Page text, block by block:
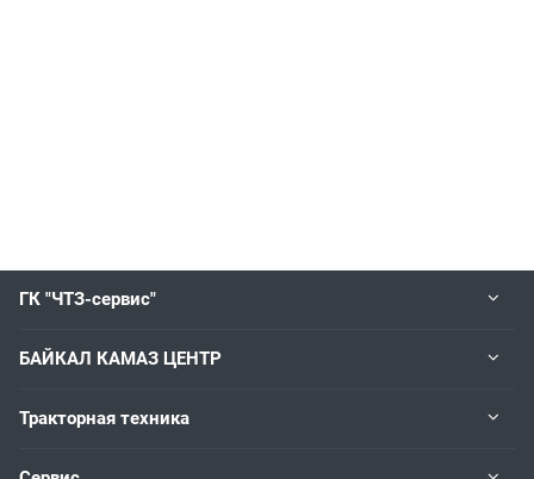
ГК "ЧТЗ-сервис"
БАЙКАЛ КАМАЗ ЦЕНТР
Тракторная техника